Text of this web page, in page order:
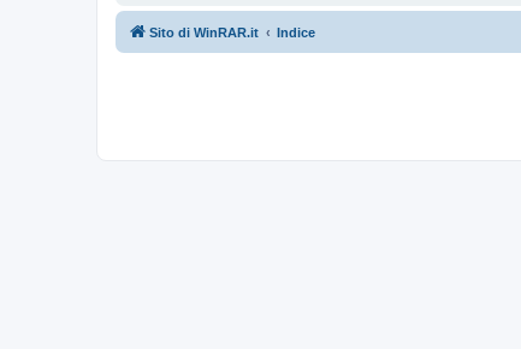
Sito di WinRAR.it Indice